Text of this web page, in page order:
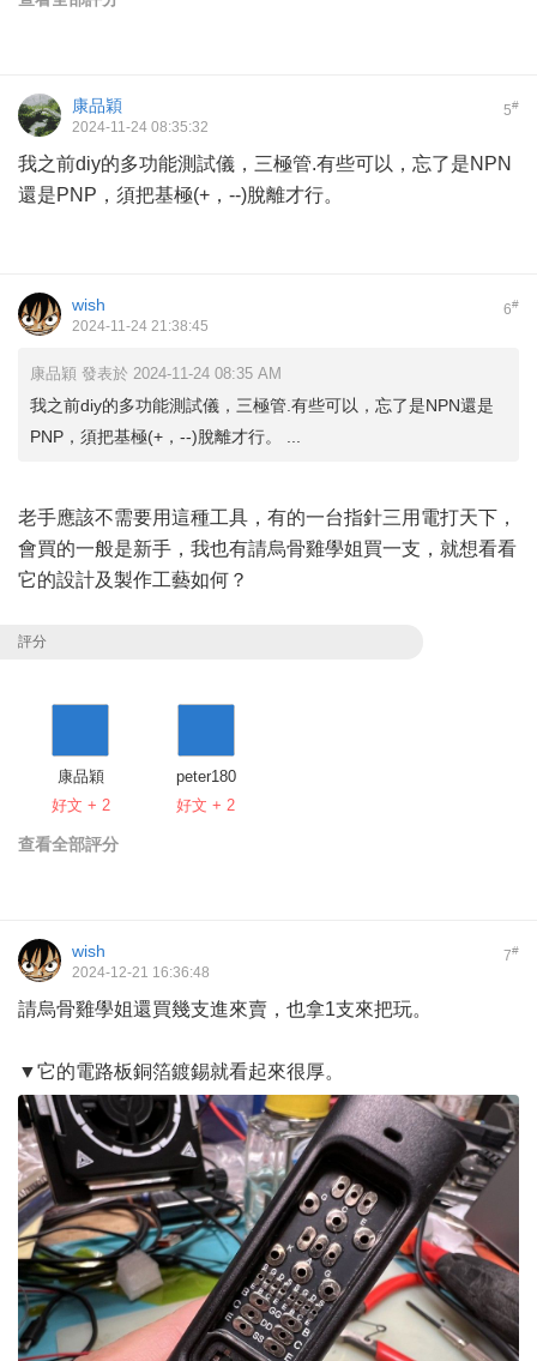
5#
康品穎
2024-11-24 08:35:32
我之前diy的多功能測試儀，三極管.有些可以，忘了是NPN
還是PNP，須把基極(+，--)脫離才行。
6#
wish
2024-11-24 21:38:45
康品穎 發表於 2024-11-24 08:35 AM
我之前diy的多功能測試儀，三極管.有些可以，忘了是NPN還是
PNP，須把基極(+，--)脫離才行。 ...
老手應該不需要用這種工具，有的一台指針三用電打天下，
會買的一般是新手，我也有請烏骨雞學姐買一支，就想看看
它的設計及製作工藝如何？
評分
康品穎
好文 + 2
peter180
好文 + 2
查看全部評分
7#
wish
2024-12-21 16:36:48
請烏骨雞學姐還買幾支進來賣，也拿1支來把玩。
▼它的電路板銅箔鍍錫就看起來很厚。